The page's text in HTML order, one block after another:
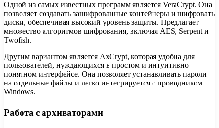
Одной из самых известных программ является VeraCrypt. Она
позволяет создавать зашифрованные контейнеры и шифровать
диски, обеспечивая высокий уровень защиты. Предлагает
множество алгоритмов шифрования, включая AES, Serpent и
Twofish.
Другим вариантом является AxCrypt, которая удобна для
пользователей, нуждающихся в простом и интуитивно
понятном интерфейсе. Она позволяет устанавливать пароли
на отдельные файлы и легко интегрируется с проводником
Windows.
Работа с архиваторами